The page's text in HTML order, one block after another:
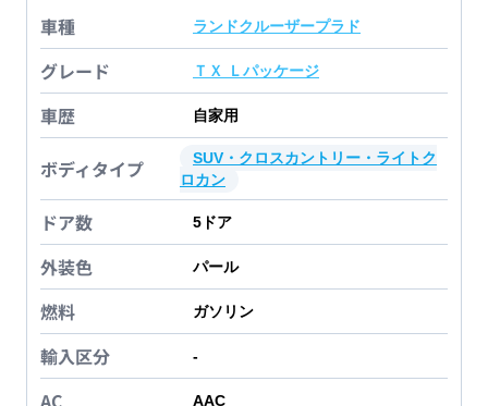
車種 ランドクルーザープラド
グレード ＴＸ Ｌパッケージ
車歴 自家用
ボディタイプ
SUV・クロスカントリー・ライトク
ロカン
ドア数 5 ドア
外装色 パール
燃料 ガソリン
輸入区分 -
AAC